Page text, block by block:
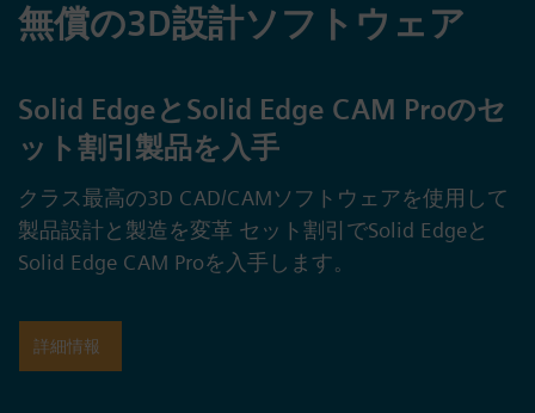
無償の3D設計ソフトウェア
Solid EdgeとSolid Edge CAM Proのセ
ット割引製品を入手
クラス最高の3D CAD/CAMソフトウェアを使用して
製品設計と製造を変革 セット割引でSolid Edgeと
Solid Edge CAM Proを入手します。
詳細情報